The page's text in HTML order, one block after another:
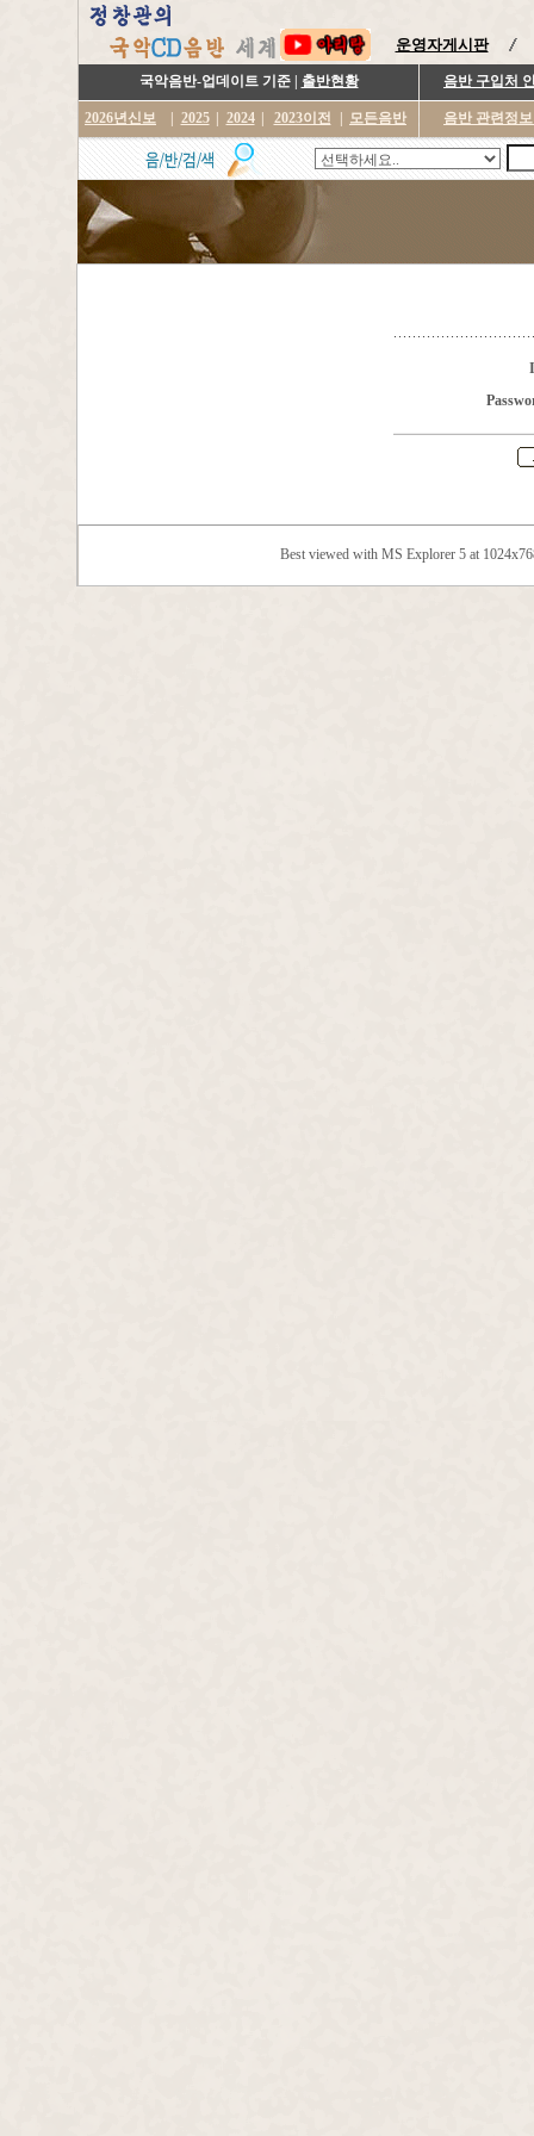
운영자게시판
국악음반-업데이트 기준 | 출반현황 음반 구입처
2026년신보 2025 2024 2023이전 모든음반 음반 관련정
Best viewed with MS Explorer 5 at